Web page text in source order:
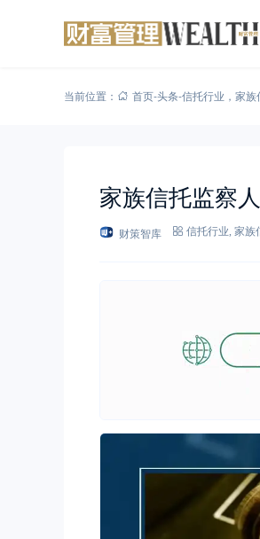
当前位置： 首页-头条-信托行业 ， 家族
家族信托监察
财策智库 信托行业 家族